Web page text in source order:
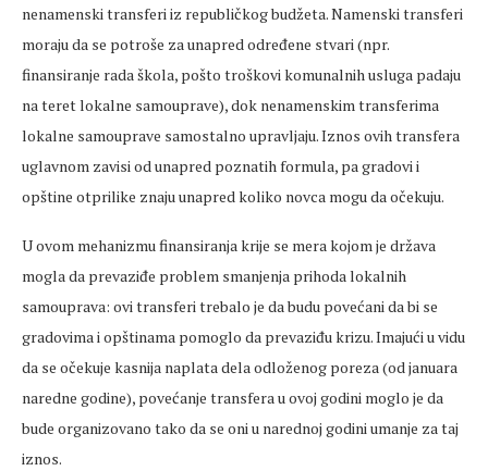
nenamenski transferi iz republičkog budžeta. Namenski transferi
moraju da se potroše za unapred određene stvari (npr.
finansiranje rada škola, pošto troškovi komunalnih usluga padaju
na teret lokalne samouprave), dok nenamenskim transferima
lokalne samouprave samostalno upravljaju. Iznos ovih transfera
uglavnom zavisi od unapred poznatih formula, pa gradovi i
opštine otprilike znaju unapred koliko novca mogu da očekuju.
U ovom mehanizmu finansiranja krije se mera kojom je država
mogla da prevaziđe problem smanjenja prihoda lokalnih
samouprava: ovi transferi trebalo je da budu povećani da bi se
gradovima i opštinama pomoglo da prevaziđu krizu. Imajući u vidu
da se očekuje kasnija naplata dela odloženog poreza (od januara
naredne godine), povećanje transfera u ovoj godini moglo je da
bude organizovano tako da se oni u narednoj godini umanje za taj
iznos.